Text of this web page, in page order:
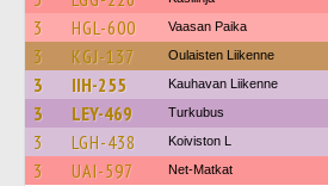
3 HGL-600 Vaasan Paika
3 KGJ-137 Oulaisten Liikenne
3 IIH-255 Kauhavan Liikenne
3 LEY-469 Turkubus
3 LGH-438 Koiviston L
3 UAI-597 Net-Matkat